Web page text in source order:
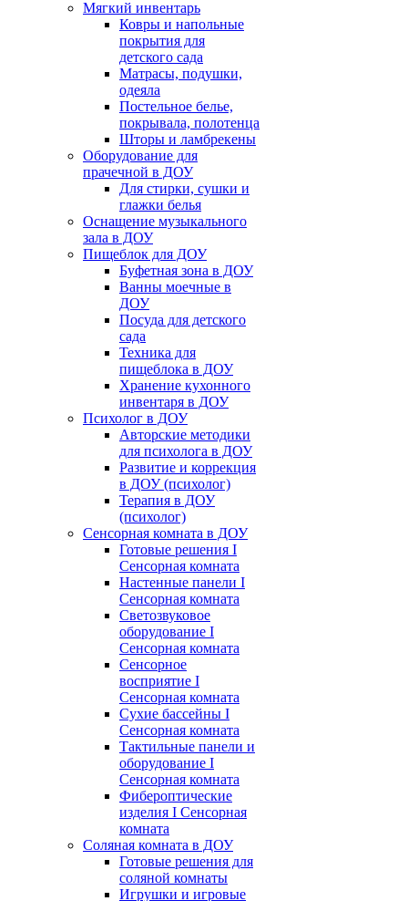
Мягкий инвентарь
Ковры и напольные
покрытия для
детского сада
Матрасы, подушки,
одеяла
Постельное белье,
покрывала, полотенца
Шторы и ламбрекены
Оборудование для
прачечной в ДОУ
Для стирки, сушки и
глажки белья
Оснащение музыкального
зала в ДОУ
Пищеблок для ДОУ
Буфетная зона в ДОУ
Ванны моечные в
ДОУ
Посуда для детского
сада
Техника для
пищеблока в ДОУ
Хранение кухонного
инвентаря в ДОУ
Психолог в ДОУ
Авторские методики
для психолога в ДОУ
Развитие и коррекция
в ДОУ (психолог)
Терапия в ДОУ
(психолог)
Сенсорная комната в ДОУ
Готовые решения I
Сенсорная комната
Настенные панели I
Сенсорная комната
Светозвуковое
оборудование I
Сенсорная комната
Сенсорное
восприятие I
Сенсорная комната
Сухие бассейны I
Сенсорная комната
Тактильные панели и
оборудование I
Сенсорная комната
Фибероптические
изделия I Сенсорная
комната
Соляная комната в ДОУ
Готовые решения для
соляной комнаты
Игрушки и игровые